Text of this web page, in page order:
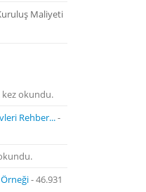
Maliyeti
kez okundu.
Rehber...-
- 46.931